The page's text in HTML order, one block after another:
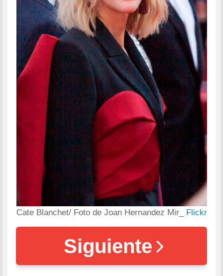
Cate Blanchet/ Foto de Joan Hernandez Mir_ Flickr
Siguiente